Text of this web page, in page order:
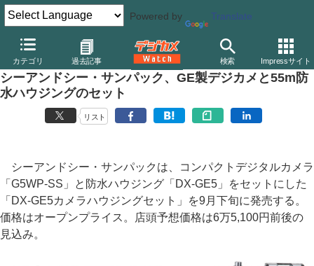
Powered by Translate
カテゴリ 過去記事 検索 Impressサイト
デジカメ Watch カメラ レンズ一体型（コンパクト）カメラ そ
シーアンドシー・サンパック、GE製デジカメと55m防
水ハウジングのセット
リスト
シーアンドシー・サンパックは、コンパクトデジタルカメラ
「G5WP-SS」と防水ハウジング「DX-GE5」をセットにした
「DX-GE5カメラハウジングセット」を9月下旬に発売する。
価格はオープンプライス。店頭予想価格は6万5,100円前後の
見込み。